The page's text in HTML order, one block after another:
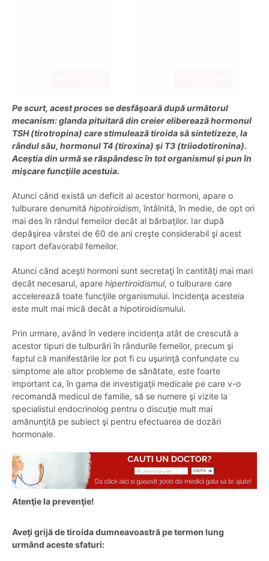
Dr. Andreea Theodoru
Endocrinologie
Control
consult)
200 lei PROGRAMARE
Endocrinologie
Consultatie
endocrinologie
Pe scurt, acest proces se desfăşoară după următorul
mecanism: glanda pituitară din creier eliberează hormonul
rândul său, hormonul T4 (tiroxina) şi T3 (triiodotironina).
Aceştia din urmă se răspândesc în tot organismul şi pun în
mişcare funcţiile acestuia.
Atunci când există un deficit al acestor hormoni, apare o
tulburare denumităhipotiroidism, întâlnită, în medie, de opt ori
mai des în rândul femeilor decât al bărbaţilor. Iar după
depăşirea vârstei de 60 de ani creşte considerabil şi acest
raport defavorabil femeilor.
Atunci când aceşti hormoni sunt secretaţi în cantităţi mai mari
decât necesarul, apare
hipertiroidismul, o tulburare care
accelerează toate funcţiile organismului. Incidenţa acesteia
este mult mai mică decât a hipotiroidismului.
acestor tipuri de tulburări în rândurile femeilor, precum şi
faptul că manifestările lor pot fi cu uşurinţă confundate cu